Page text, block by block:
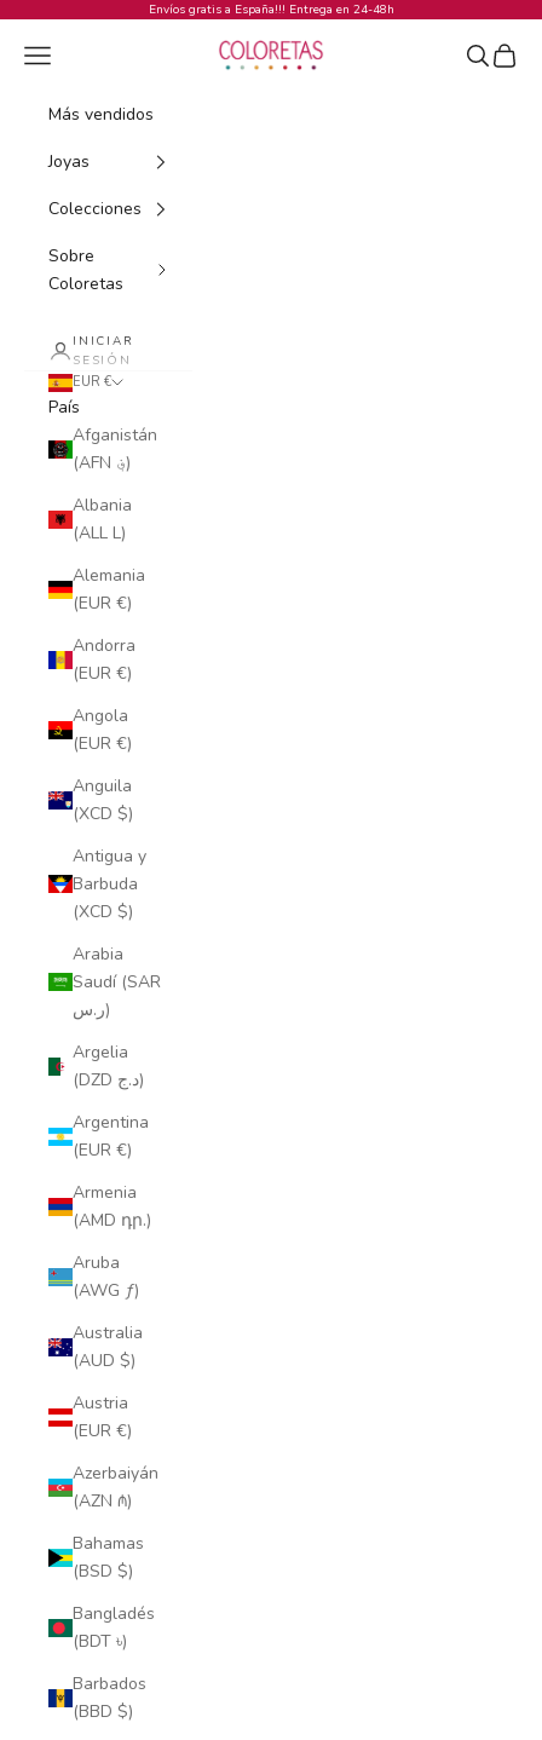
Envíos gratis a España!!! Entrega en 24-48h
COLORETAS
Menú Buscar
Cesta
Más vendidos
Joyas
Colecciones
Sobre
Coloretas
INICIAR
SESIÓN
EUR €
País
Afganistán
(AFN ؋)
Albania
(ALL L)
Alemania
(EUR €)
Andorra
(EUR €)
Angola
(EUR €)
Anguila
(XCD $)
Antigua y
Barbuda
(XCD $)
Arabia
Saudí (SAR
ر.س)
Argelia
(DZD د.ج)
Argentina
(EUR €)
Armenia
(AMD դր.)
Aruba
(AWG ƒ)
Australia
(AUD $)
Austria
(EUR €)
Azerbaiyán
(AZN ₼)
Bahamas
(BSD $)
Bangladés
(BDT ৳)
Barbados
(BBD $)